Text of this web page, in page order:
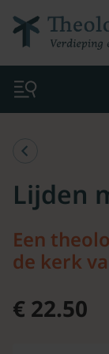
Lijden
Een
de kerk
€ 22.50